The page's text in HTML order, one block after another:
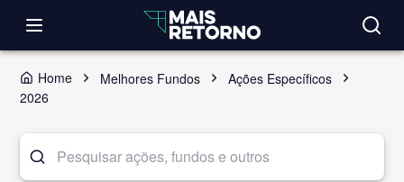
Home Melhores Fundos
Ações Específicos
2026